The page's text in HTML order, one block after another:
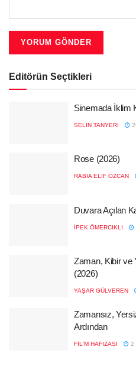
Editörün Seçtikleri
Sinemada İklim
SELIN TANYERI
Rose (2026)
RABIA ELIF ÖZCAN
Duvara Açılan
İPEK ÖMERCIKLI
Zaman, Kibir ve
(2026)
YAŞAR GÜLVEREN
Zamansız,
Ardından
FIL'M HAFIZASI 2